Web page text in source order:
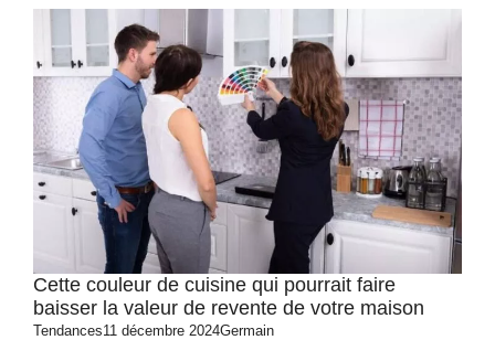
Cette couleur de cuisine qui pourrait faire
baisser la valeur de revente de votre maison
Tendances11 décembre 2024Germain